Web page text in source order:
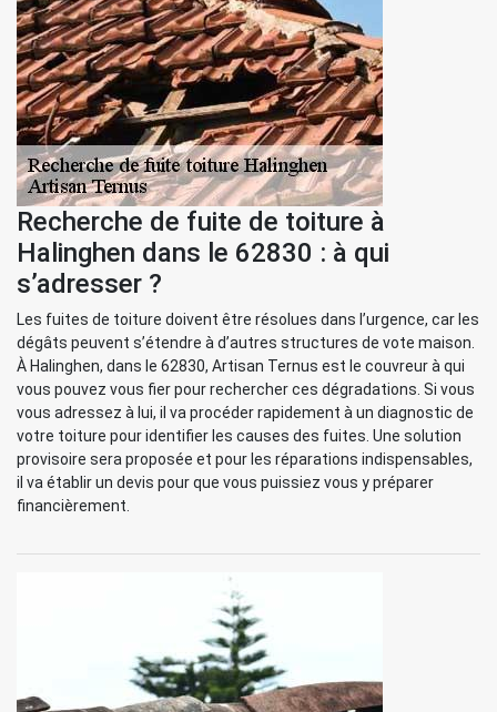
Recherche de fuite de toiture à
Halinghen dans le 62830 : à qui
s’adresser ?
Les fuites de toiture doivent être résolues dans l’urgence, car les
dégâts peuvent s’étendre à d’autres structures de vote maison.
À Halinghen, dans le 62830, Artisan Ternus est le couvreur à qui
vous pouvez vous fier pour rechercher ces dégradations. Si vous
vous adressez à lui, il va procéder rapidement à un diagnostic de
votre toiture pour identifier les causes des fuites. Une solution
provisoire sera proposée et pour les réparations indispensables,
il va établir un devis pour que vous puissiez vous y préparer
financièrement.